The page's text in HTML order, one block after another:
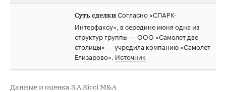
Суть сделки Согласно «СПАРК-
Интерфаксу», в середине июня одна из
структур группы — ООО «Самолет две
столицы» — учредила компанию «Самолет
Елизарово». Источник
Данные и оценка S.A.Ricci M&A